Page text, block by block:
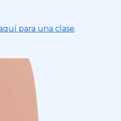
para una clase.